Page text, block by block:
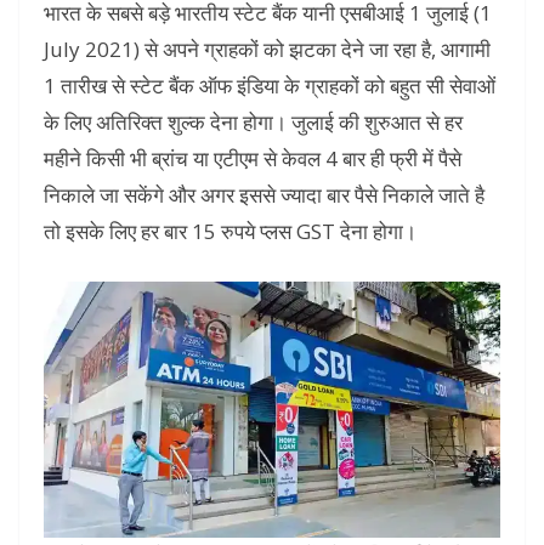
भारत के सबसे बड़े भारतीय स्टेट बैंक यानी एसबीआई 1 जुलाई (1
July 2021) से अपने ग्राहकों को झटका देने जा रहा है, आगामी
1 तारीख से स्टेट बैंक ऑफ इंडिया के ग्राहकों को बहुत सी सेवाओं
के लिए अतिरिक्त शुल्क देना होगा। जुलाई की शुरुआत से हर
महीने किसी भी ब्रांच या एटीएम से केवल 4 बार ही फ्री में पैसे
निकाले जा सकेंगे और अगर इससे ज्यादा बार पैसे निकाले जाते है
तो इसके लिए हर बार 15 रुपये प्लस GST देना होगा।